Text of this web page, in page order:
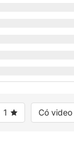
1 Có video